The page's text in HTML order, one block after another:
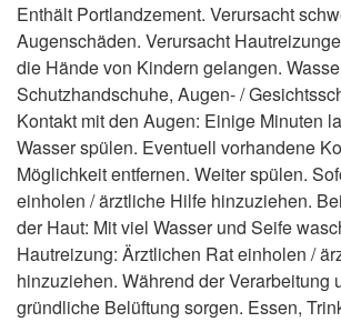
Enthält Portlandzement. Verursacht
Augenschäden. Verursacht
die Hände von Kindern gelangen.
Schutzhandschuhe, Augen- /
Kontakt mit den Augen: Einige Minuten
Wasser spülen. Eventuell vorhandene
Möglichkeit entfernen. Weiter spülen.
einholen / ärztliche Hilfe hinzuziehen.
der Haut: Mit viel Wasser und Seife
Hautreizung: Ärztlichen Rat einholen /
hinzuziehen. Während der Verarbeitung
gründliche Belüftung sorgen. Essen,